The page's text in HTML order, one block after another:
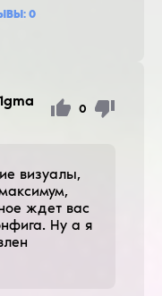
0
0
визуалы,
ждет вас
Ну а я